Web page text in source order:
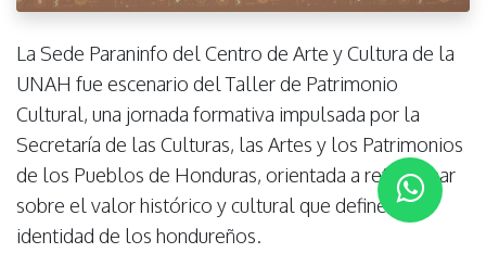
La Sede Paraninfo del Centro de Arte y Cultura de la
UNAH fue escenario del Taller de Patrimonio
Cultural, una jornada formativa impulsada por la
Secretaría de las Culturas, las Artes y los Patrimonios
de los Pueblos de Honduras, orientada a reflexionar
sobre el valor histórico y cultural que define la
identidad de los hondureños.